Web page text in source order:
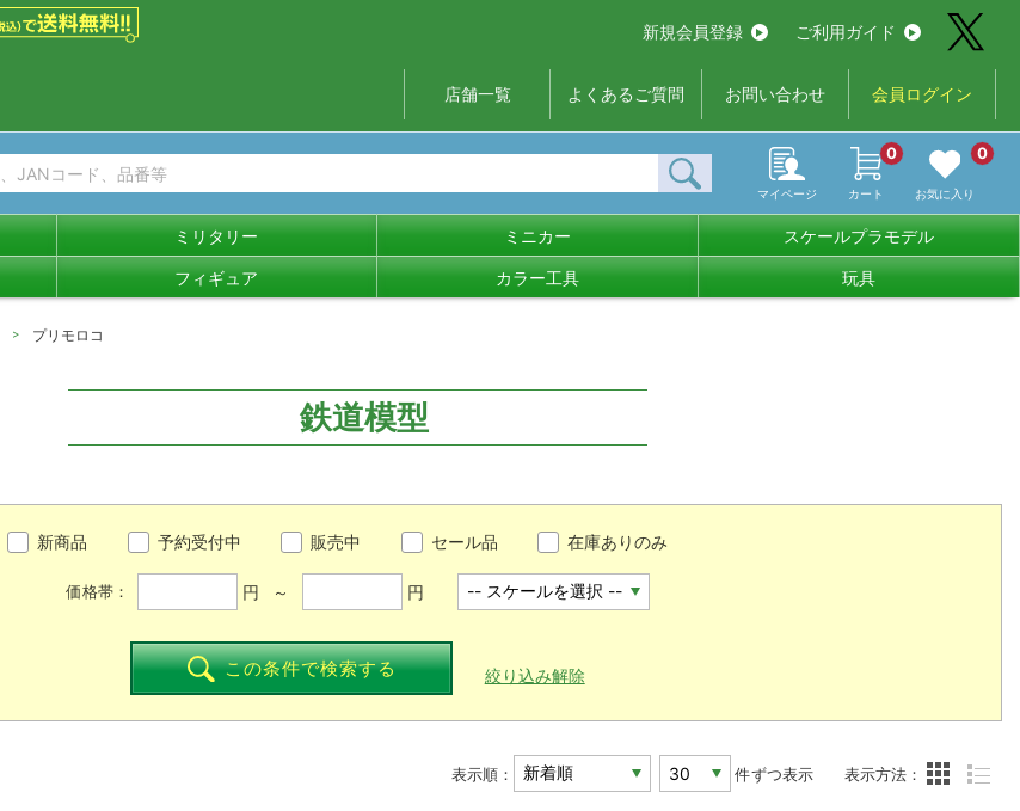
新規会員登録 ご利用ガイド
店舗一覧 よくあるご質問 お問い合わせ 会員ログイン
マイページ カート
0
お気に入り
0
ミリタリー ミニカー スケールプラモデル
フィギュア カラー工具 玩具
プリモロコ
鉄道模型
新商品 予約受付中 販売中 セール品 在庫ありのみ
価格帯： 円 ～ 円
この条件で検索する 絞り込み解除
表示順： 件ずつ表示 表示方法：